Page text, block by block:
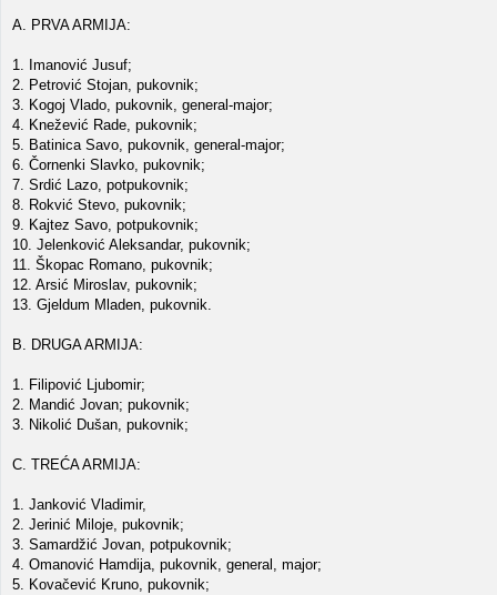
A. PRVA ARMIJA:
1. Imanović Jusuf;
2. Petrović Stojan, pukovnik;
3. Kogoj Vlado, pukovnik, general-major;
4. Knežević Rade, pukovnik;
5. Batinica Savo, pukovnik, general-major;
6. Čornenki Slavko, pukovnik;
7. Srdić Lazo, potpukovnik;
8. Rokvić Stevo, pukovnik;
9. Kajtez Savo, potpukovnik;
10. Jelenković Aleksandar, pukovnik;
11. Škopac Romano, pukovnik;
12. Arsić Miroslav, pukovnik;
13. Gjeldum Mladen, pukovnik.
B. DRUGA ARMIJA:
1. Filipović Ljubomir;
2. Mandić Jovan; pukovnik;
3. Nikolić Dušan, pukovnik;
C. TREĆA ARMIJA:
1. Janković Vladimir,
2. Jerinić Miloje, pukovnik;
3. Samardžić Jovan, potpukovnik;
4. Omanović Hamdija, pukovnik, general, major;
5. Kovačević Kruno, pukovnik;